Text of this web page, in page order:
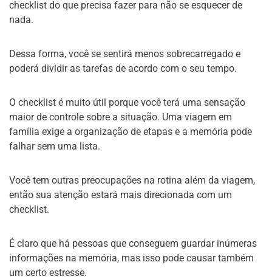
checklist do que precisa fazer para não se esquecer de
nada.
Dessa forma, você se sentirá menos sobrecarregado e
poderá dividir as tarefas de acordo com o seu tempo.
O checklist é muito útil porque você terá uma sensação
maior de controle sobre a situação. Uma viagem em
família exige a organização de etapas e a memória pode
falhar sem uma lista.
Você tem outras preocupações na rotina além da viagem,
então sua atenção estará mais direcionada com um
checklist.
É claro que há pessoas que conseguem guardar inúmeras
informações na memória, mas isso pode causar também
um certo estresse.